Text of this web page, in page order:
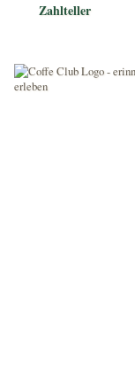
Zahlteller